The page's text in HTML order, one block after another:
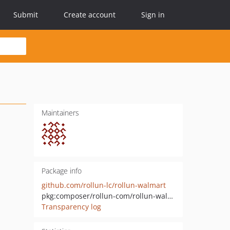
Submit Create account Sign in
Maintainers
Package info
github.com/rollun-lc/rollun-walmart
pkg:composer/rollun-com/rollun-walmart
Transparency log